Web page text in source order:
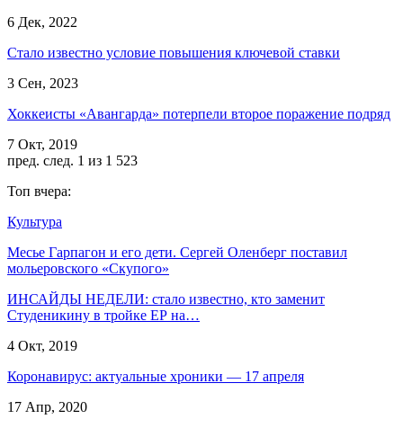
6 Дек, 2022
Стало известно условие повышения ключевой ставки
3 Сен, 2023
Хоккеисты «Авангарда» потерпели второе поражение подряд
7 Окт, 2019
пред. след. 1 из 1 523
Топ вчера:
Культура
Месье Гарпагон и его дети. Сергей Оленберг поставил
мольеровского «Скупого»
ИНСАЙДЫ НЕДЕЛИ: стало известно, кто заменит
Студеникину в тройке ЕР на…
4 Окт, 2019
Коронавирус: актуальные хроники — 17 апреля
17 Апр, 2020